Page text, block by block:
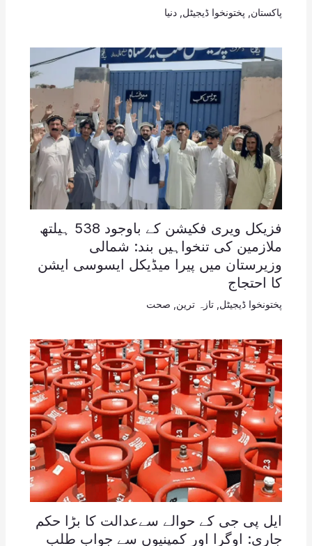
پاکستان پختونخوا ڈیجیٹل دنیا
فزیکل ویری فکیشن کے باوجود 538 ہیلتھ
ملازمین کی تنخواہیں بند: شمالی
وزیرستان میں پیرا میڈیکل ایسوسی ایشن
کا احتجاج
پختونخوا ڈیجیٹل تازہ ترین صحت
ایل پی جی کے حوالے سےعدالت کا بڑا حکم
جاری: اوگرا اور کمپنیوں سے جواب طلب